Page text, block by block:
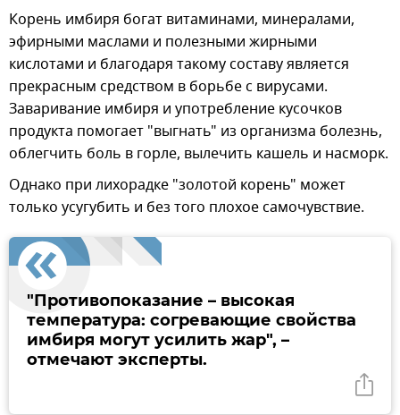
Корень имбиря богат витаминами, минералами,
эфирными маслами и полезными жирными
кислотами и благодаря такому составу является
прекрасным средством в борьбе с вирусами.
Заваривание имбиря и употребление кусочков
продукта помогает "выгнать" из организма болезнь,
облегчить боль в горле, вылечить кашель и насморк.
Однако при лихорадке "золотой корень" может
только усугубить и без того плохое самочувствие.
"Противопоказание – высокая
температура: согревающие свойства
имбиря могут усилить жар", –
отмечают эксперты.